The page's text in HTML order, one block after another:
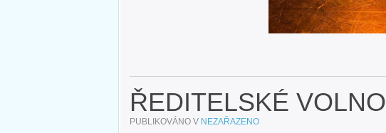
ŘEDITELSKÉ VOLNO
PUBLIKOVÁNO V NEZAŘAZENO